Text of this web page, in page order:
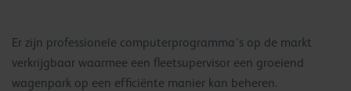
Er zijn professionele computerprogramma’s op de markt
verkrijgbaar waarmee een fleetsupervisor een groeiend
wagenpark op een efficiënte manier kan beheren.